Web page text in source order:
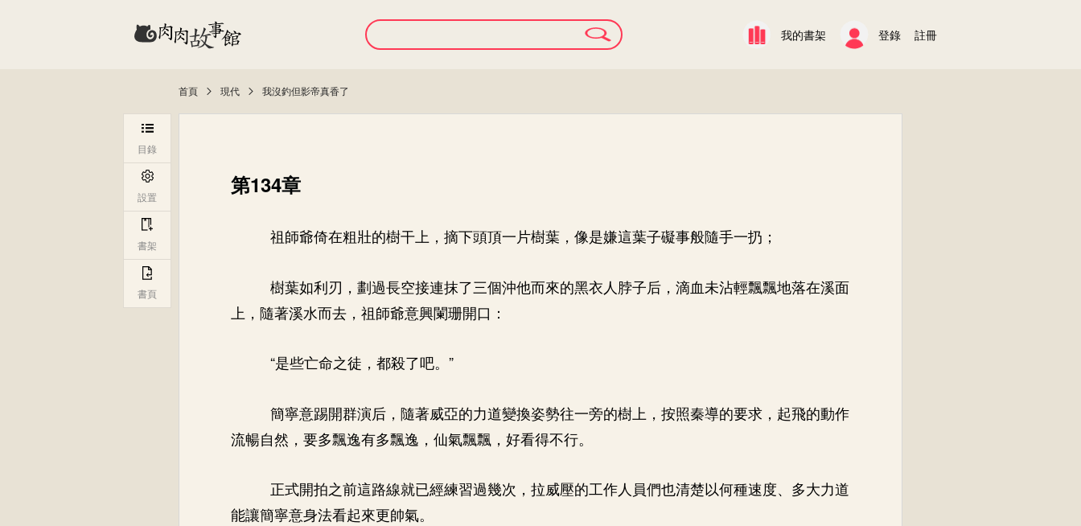
我的書架 登錄 註冊
首頁 現代 我沒釣但影帝真香了
目錄
設置
書架
書頁
第134章
祖師爺倚在粗壯的樹干上，摘下頭頂一片樹葉，像是嫌這葉子礙事般隨手一扔；
樹葉如利刃，劃過長空接連抹了三個沖他而來的黑衣人脖子后，滴血未沾輕飄飄地落在溪面
上，隨著溪水而去，祖師爺意興闌珊開口：
“是些亡命之徒，都殺了吧。”
簡寧意踢開群演后，隨著威亞的力道變換姿勢往一旁的樹上，按照秦導的要求，起飛的動作
流暢自然，要多飄逸有多飄逸，仙氣飄飄，好看得不行。
正式開拍之前這路線就已經練習過幾次，拉威壓的工作人員們也清楚以何種速度、多大力道
能讓簡寧意身法看起來更帥氣。